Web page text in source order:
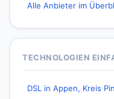
Alle Anbieter im
TECHNOLOGIEN
DSL in Appen, Kreis